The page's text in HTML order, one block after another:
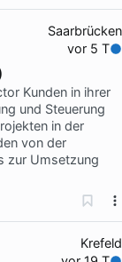
Saarbrücken
vor 5 T
Kunden in ihrer
und Steuerung
in der
von der
zur Umsetzung
Krefeld